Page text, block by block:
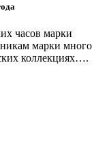
часов марки
марки много
коллекциях….